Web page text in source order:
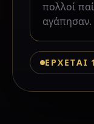
πολλοί
αγάπησαν.
ΕΡΧΕΤΑΙ